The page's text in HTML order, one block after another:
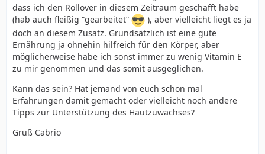
dass ich den Rollover in diesem Zeitraum geschafft habe
(hab auch fleißig “gearbeitet“
), aber vielleicht liegt es ja
doch an diesem Zusatz. Grundsätzlich ist eine gute
Ernährung ja ohnehin hilfreich für den Körper, aber
möglicherweise habe ich sonst immer zu wenig Vitamin E
zu mir genommen und das somit ausgeglichen.
Kann das sein? Hat jemand von euch schon mal
Erfahrungen damit gemacht oder vielleicht noch andere
Tipps zur Unterstützung des Hautzuwachses?
Gruß Cabrio